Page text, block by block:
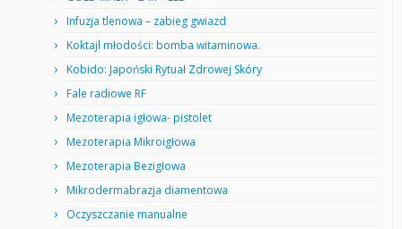
Infuzja tlenowa – zabieg gwiazd
Koktajl młodości: bomba witaminowa.
Kobido: Japoński Rytuał Zdrowej Skóry
Fale radiowe RF
Mezoterapia igłowa- pistolet
Mezoterapia Mikroigłowa
Mezoterapia Bezigłowa
Mikrodermabrazja diamentowa
Oczyszczanie manualne